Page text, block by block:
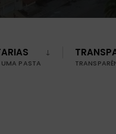
PASTA